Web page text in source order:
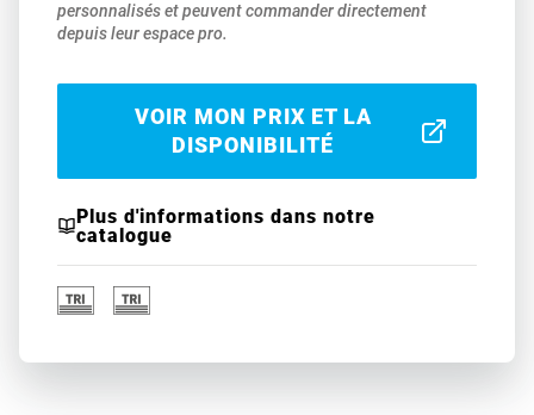
personnalisés et peuvent commander directement
depuis leur espace pro.
VOIR MON PRIX ET LA
DISPONIBILITÉ
Plus d'informations dans notre
catalogue